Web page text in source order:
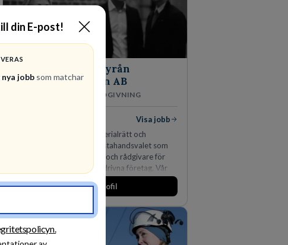
din E-post!
nya jobbsom matchar
Advokatbyrån
Gulliksson AB
JURIDISK RÅDGIVNING
Visa jobb
Vår kombination av immaterialrätt och
affärsjuridik gör oss till förstahandsvalet som
affärsjuridisk advokatbyrå och rådgivare för
kunskapsintensiva och idédrivna företag. Vår
expertis inom IP-tillgångar har gett oss en
marknadsledande position. Våra klienter väljer
skydda, utveckla och kommersialisera
företagets viktigaste tillgångar.
Besök profil